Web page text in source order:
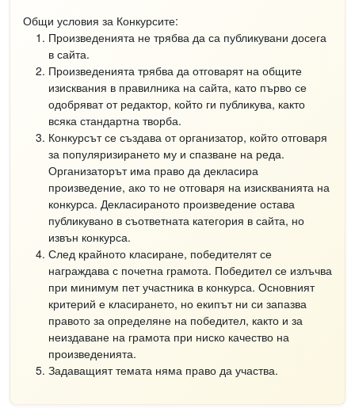
Общи условия за Конкурсите:
Произведенията не трябва да са публикувани досега
в сайта.
Произведенията трябва да отговарят на общите
изисквания в правилника на сайта, като първо се
одобряват от редактор, който ги публикува, както
всяка стандартна творба.
Конкурсът се създава от организатор, който отговаря
за популяризирането му и спазване на реда.
Организаторът има право да декласира
произведение, ако то не отговаря на изискванията на
конкурса. Декласираното произведение остава
публикувано в съответната категория в сайта, но
извън конкурса.
След крайното класиране, победителят се
награждава с почетна грамота. Победител се излъчва
при минимум пет участника в конкурса. Основният
критерий е класирането, но екипът ни си запазва
правото за определяне на победител, както и за
неиздаване на грамота при ниско качество на
произведенията.
Задаващият темата няма право да участва.